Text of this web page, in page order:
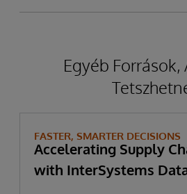
Egyéb
FASTER, SMARTER DECISIONS
Accelerating Supply
with InterSystems